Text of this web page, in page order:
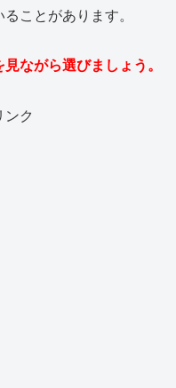
ことがあります。
ながら選びましょう。
ンク